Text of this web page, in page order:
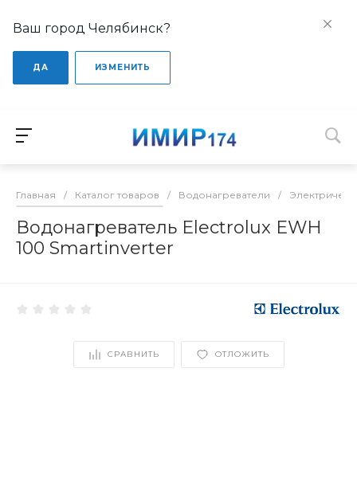
Ваш город Челябинск?
ДА ИЗМЕНИТЬ
Главная / Каталог товаров / Водонагреватели /
Водонагреватель Electrolux EWH
100 Smartinverter
СРАВНИТЬ ОТЛОЖИТЬ